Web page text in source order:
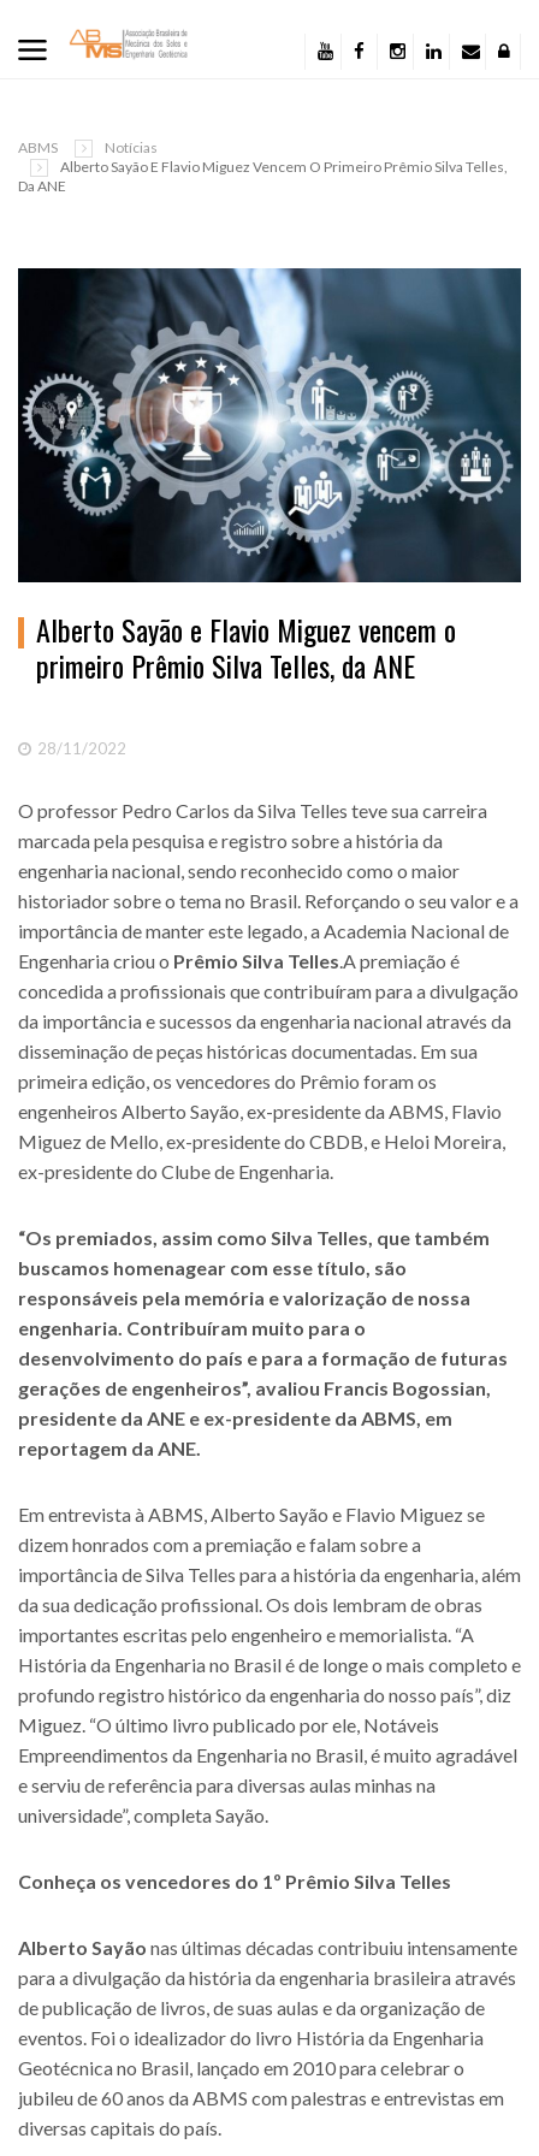
ABMS
Notícias
Alberto Sayão E Flavio Miguez Vencem O Primeiro Prêmio Silva Telles,
Da ANE
Alberto Sayão e Flavio Miguez vencem o
primeiro Prêmio Silva Telles, da ANE
28/11/2022
O professor Pedro Carlos da Silva Telles teve sua carreira
marcada pela pesquisa e registro sobre a história da
engenharia nacional, sendo reconhecido como o maior
historiador sobre o tema no Brasil. Reforçando o seu valor e a
importância de manter este legado, a Academia Nacional de
Engenharia criou o Prêmio Silva Telles.A premiação é
concedida a profissionais que contribuíram para a divulgação
da importância e sucessos da engenharia nacional através da
disseminação de peças históricas documentadas. Em sua
primeira edição, os vencedores do Prêmio foram os
engenheiros Alberto Sayão, ex-presidente da ABMS, Flavio
Miguez de Mello, ex-presidente do CBDB, e Heloi Moreira,
ex-presidente do Clube de Engenharia.
“Os premiados, assim como Silva Telles, que também
buscamos homenagear com esse título, são
responsáveis pela memória e valorização de nossa
engenharia. Contribuíram muito para o
desenvolvimento do país e para a formação de futuras
gerações de engenheiros”, avaliou Francis Bogossian,
presidente da ANE e ex-presidente da ABMS, em
reportagem da ANE.
Em entrevista à ABMS, Alberto Sayão e Flavio Miguez se
dizem honrados com a premiação e falam sobre a
importância de Silva Telles para a história da engenharia, além
da sua dedicação profissional. Os dois lembram de obras
importantes escritas pelo engenheiro e memorialista. “A
História da Engenharia no Brasil é de longe o mais completo e
profundo registro histórico da engenharia do nosso país”, diz
Miguez. “O último livro publicado por ele, Notáveis
Empreendimentos da Engenharia no Brasil, é muito agradável
e serviu de referência para diversas aulas minhas na
universidade”, completa Sayão.
Conheça os vencedores do 1º Prêmio Silva Telles
Alberto Sayão nas últimas décadas contribuiu intensamente
para a divulgação da história da engenharia brasileira através
de publicação de livros, de suas aulas e da organização de
eventos. Foi o idealizador do livro História da Engenharia
Geotécnica no Brasil, lançado em 2010 para celebrar o
jubileu de 60 anos da ABMS com palestras e entrevistas em
diversas capitais do país.